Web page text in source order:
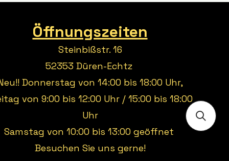
Öffnungszeiten
Steinbißstr. 16
52353 Düren-Echtz
Donnerstag von 14:00 bis 18:00 Uhr,
von 9:00 bis 12:00 Uhr / 15:00 bis 18:00
Uhr
Samstag von 10:00 bis 13:00 geöffnet
Besuchen Sie uns gerne!